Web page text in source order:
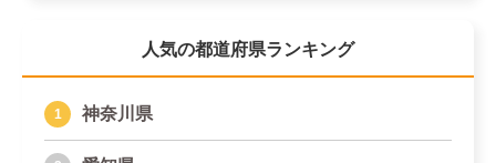
人気の都道府県ランキング
神奈川県